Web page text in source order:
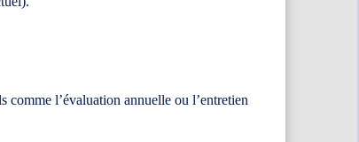
l’évaluation annuelle ou l’entretien